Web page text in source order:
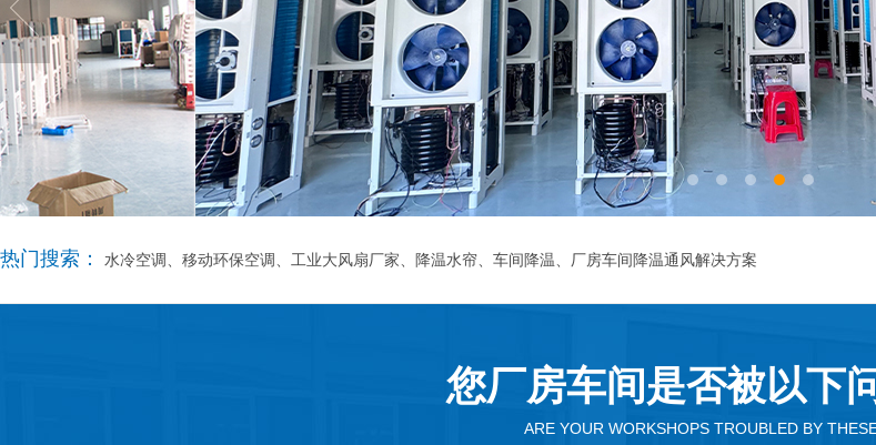
热门搜索： 水冷空调、移动环保空调、工业大风扇厂家、降温水帘、车间降温、厂房车间降温通风解决方案
您厂房车间是否被以下
ARE YOUR WORKSHOPS TROUBLED BY